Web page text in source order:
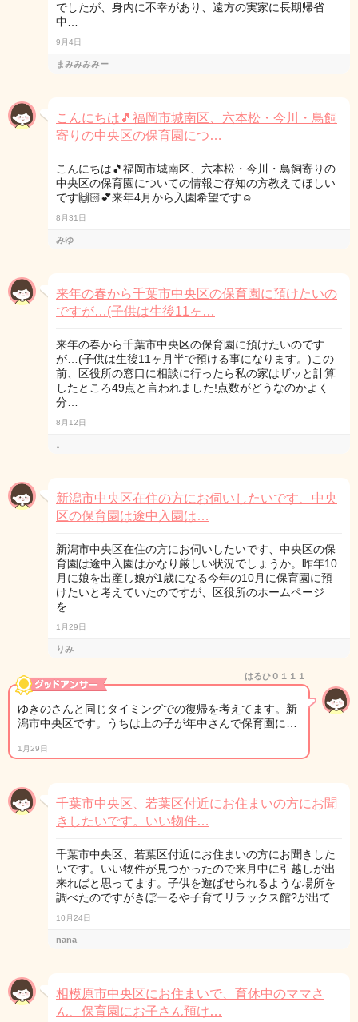
でしたが、身内に不幸があり、遠方の実家に長期帰省
中…
9月4日
まみみみみー
こんにちは🎵福岡市城南区、六本松・今川・鳥飼
寄りの中央区の保育園につ…
こんにちは🎵福岡市城南区、六本松・今川・鳥飼寄りの
中央区の保育園についての情報ご存知の方教えてほしい
です🙌🏻💕来年4月から入園希望です☺️
8月31日
みゆ
来年の春から千葉市中央区の保育園に預けたいの
ですが…(子供は生後11ヶ…
来年の春から千葉市中央区の保育園に預けたいのです
が…(子供は生後11ヶ月半で預ける事になります。)この
前、区役所の窓口に相談に行ったら私の家はザッと計算
したところ49点と言われました!点数がどうなのかよく
分…
8月12日
。
新潟市中央区在住の方にお伺いしたいです、中央
区の保育園は途中入園は…
新潟市中央区在住の方にお伺いしたいです、中央区の保
育園は途中入園はかなり厳しい状況でしょうか。昨年10
月に娘を出産し娘が1歳になる今年の10月に保育園に預
けたいと考えていたのですが、区役所のホームページ
を…
1月29日
りみ
はるひ０１１１
ゆきのさんと同じタイミングでの復帰を考えてます。新
潟市中央区です。うちは上の子が年中さんで保育園に…
1月29日
千葉市中央区、若葉区付近にお住まいの方にお聞
きしたいです。いい物件…
千葉市中央区、若葉区付近にお住まいの方にお聞きした
いです。いい物件が見つかったので来月中に引越しが出
来ればと思ってます。子供を遊ばせられるような場所を
調べたのですがきぼーるや子育てリラックス館?が出て…
10月24日
nana
相模原市中央区にお住まいで、育休中のママさ
ん、保育園にお子さん預け…